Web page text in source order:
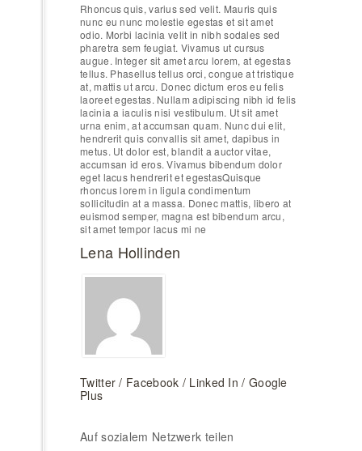
Rhoncus quis, varius sed velit. Mauris quis
nunc eu nunc molestie egestas et sit amet
odio. Morbi lacinia velit in nibh sodales sed
pharetra sem feugiat. Vivamus ut cursus
augue. Integer sit amet arcu lorem, at egestas
tellus. Phasellus tellus orci, congue at tristique
at, mattis ut arcu. Donec dictum eros eu felis
laoreet egestas. Nullam adipiscing nibh id felis
lacinia a iaculis nisi vestibulum. Ut sit amet
urna enim, at accumsan quam. Nunc dui elit,
hendrerit quis convallis sit amet, dapibus in
metus. Ut dolor est, blandit a auctor vitae,
accumsan id eros. Vivamus bibendum dolor
eget lacus hendrerit et egestasQuisque
rhoncus lorem in ligula condimentum
sollicitudin at a massa. Donec mattis, libero at
euismod semper, magna est bibendum arcu,
sit amet tempor lacus mi ne
Lena Hollinden
Twitter / Facebook / Linked In / Google
Plus
Auf sozialem Netzwerk teilen